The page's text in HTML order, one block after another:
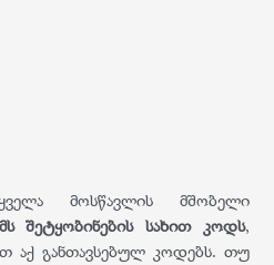
მოსწავლის მშობელი
შეტყობინების სახით კოდს,
აქ განთავსებულ კოდებს. თუ